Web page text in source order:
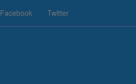
Facebook Twitter